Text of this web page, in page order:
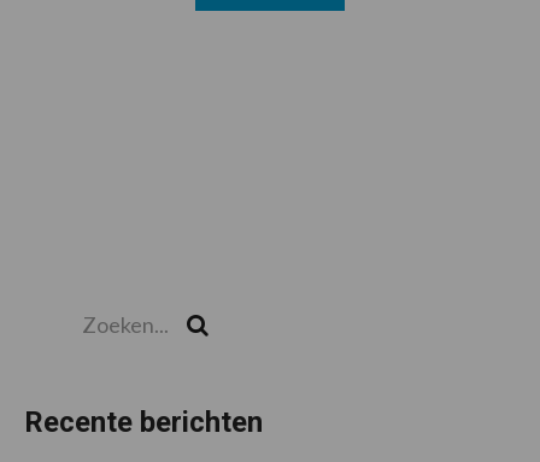
Recente berichten